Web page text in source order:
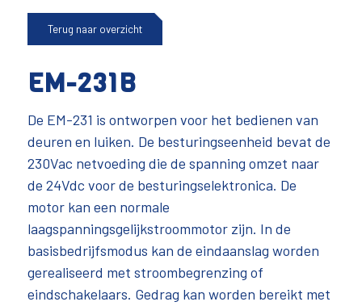
Terug naar overzicht
EM-231B
De EM-231 is ontworpen voor het bedienen van
deuren en luiken. De besturingseenheid bevat de
230Vac netvoeding die de spanning omzet naar
de 24Vdc voor de besturingselektronica. De
motor kan een normale
laagspanningsgelijkstroommotor zijn. In de
basisbedrijfsmodus kan de eindaanslag worden
gerealiseerd met stroombegrenzing of
eindschakelaars. Gedrag kan worden bereikt met